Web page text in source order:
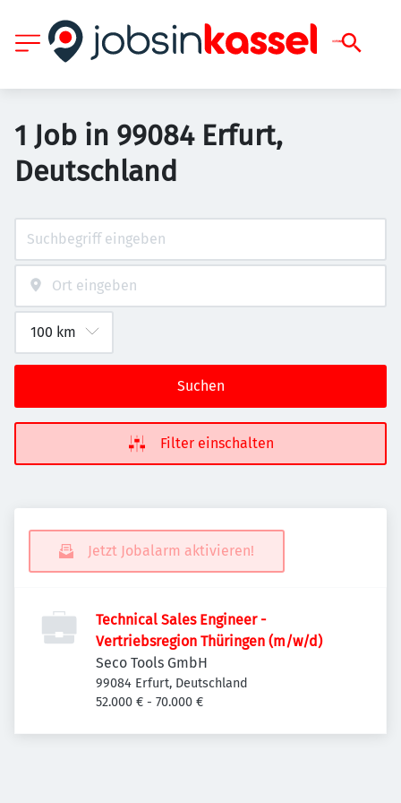
1 Job in 99084 Erfurt,
Deutschland
Suchen
Filter einschalten
Jetzt Jobalarm aktivieren!
Technical Sales Engineer -
Vertriebsregion Thüringen (m/w/d)
Seco Tools GmbH
99084 Erfurt, Deutschland
52.000 € - 70.000 €